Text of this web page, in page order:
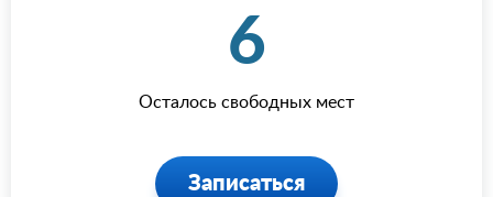
6
Осталось свободных мест
Записаться